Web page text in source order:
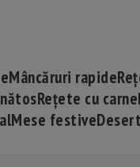
Mâncăruri rapide
Rețete cu carne
Mese festive